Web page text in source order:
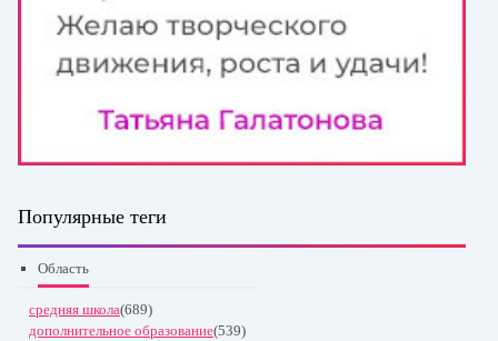
Популярные теги
Область
средняя школа(689)
дополнительное образование(539)